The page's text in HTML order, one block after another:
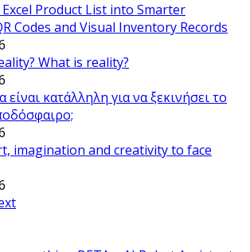
Product List into Smarter
Codes and Visual Inventory Records
What is reality?
είναι κατάλληλη για να ξεκινήσει το
imagination and creativity to face